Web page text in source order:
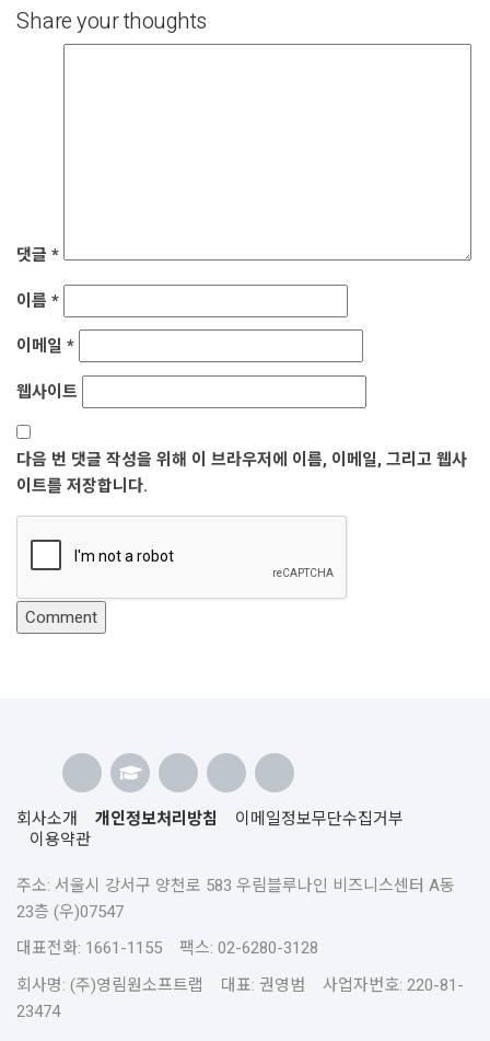
Share your thoughts
댓글 *
이름 *
이메일 *
웹사이트
다음 번 댓글 작성을 위해 이 브라우저에 이름, 이메일, 그리고 웹사
이트를 저장합니다.
회사소개 개인정보처리방침
이메일정보무단수집거부
이용약관
주소: 서울시 강서구 양천로 583 우림블루나인 비즈니스센터 A동
23층 (우)07547
대표전화: 1661-1155 팩스: 02-6280-3128
회사명: (주)영림원소프트랩 대표: 권영범 사업자번호: 220-81-
23474